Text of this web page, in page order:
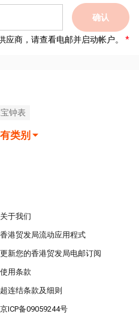
确认
商，请查看电邮并启动帐户。
钟表
类别
关于我们
香港贸发局流动应用程式
更新您的香港贸发局电邮订阅
使用条款
超连结条款及细则
京ICP备09059244号